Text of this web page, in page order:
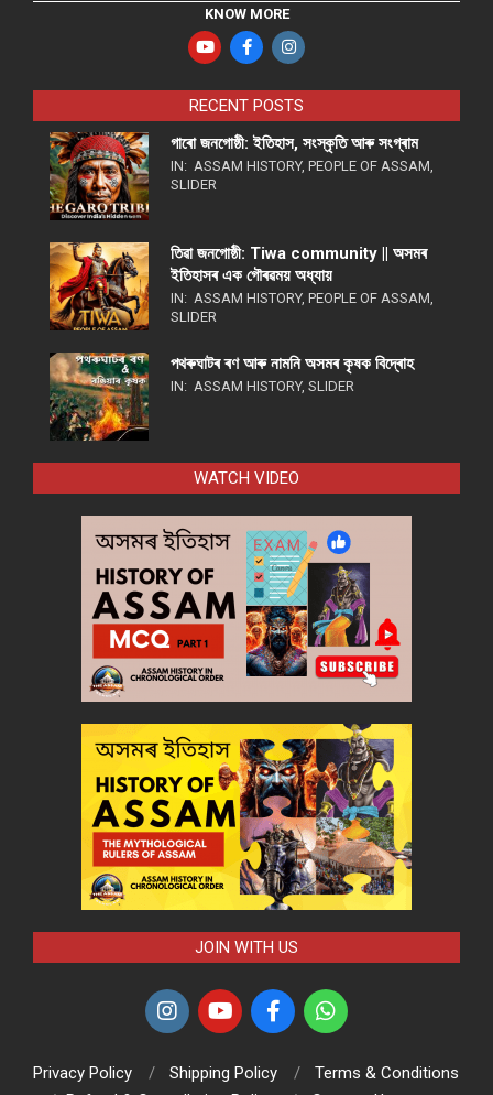
KNOW MORE
RECENT POSTS
গাৰো জনগোষ্ঠী: ইতিহাস, সংস্কৃতি আৰু সংগ্ৰাম
IN: ASSAM HISTORY, PEOPLE OF ASSAM,
SLIDER
তিৱা জনগোষ্ঠী: Tiwa community || অসমৰ
ইতিহাসৰ এক গৌৰৱময় অধ্যায়
IN: ASSAM HISTORY, PEOPLE OF ASSAM,
SLIDER
পথ​ৰুঘাট​ৰ ৰণ আৰু নামনি অসম​ৰ কৃষক বিদ্ৰোহ​
IN: ASSAM HISTORY, SLIDER
WATCH VIDEO
JOIN WITH US
Privacy Policy Shipping Policy
Terms & Conditions